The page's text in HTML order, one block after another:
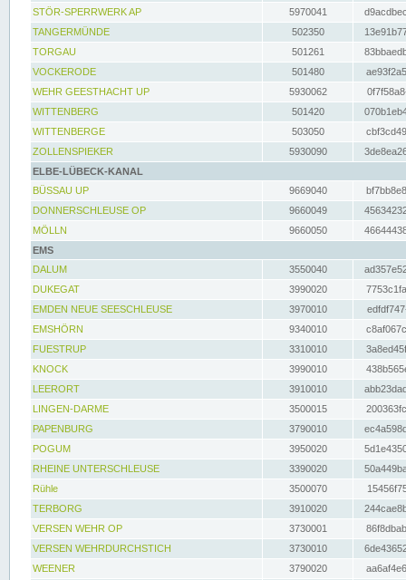
STÖR-SPERRWERK AP 5970041
TANGERMÜNDE
502350
TORGAU
501261
VOCKERODE
501480
WEHR GEESTHACHT UP
5930062
WITTENBERG
501420
WITTENBERGE
503050
ZOLLENSPIEKER
5930090
ELBE-LÜBECK-KANAL
BÜSSAU UP
9669040
DONNERSCHLEUSE OP
9660049
MÖLLN
9660050
EMS
DALUM
3550040
DUKEGAT
3990020
EMDEN NEUE SEESCHLEUSE
3970010
EMSHÖRN
9340010
FUESTRUP
3310010
KNOCK
3990010
LEERORT
3910010
LINGEN-DARME
3500015
PAPENBURG
3790010
POGUM
3950020
RHEINE UNTERSCHLEUSE
3390020
Rühle
3500070
TERBORG
3910020
VERSEN WEHR OP
3730001
VERSEN WEHRDURCHSTICH
3730010
WEENER
3790020